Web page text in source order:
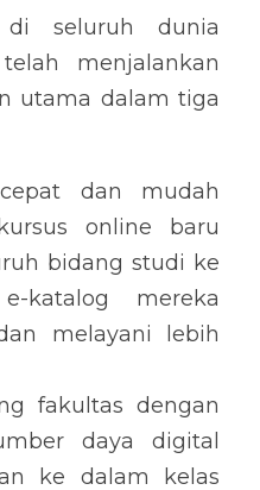
di seluruh dunia
menjalankan
utama dalam tiga
dan mudah
online baru
bidang studi ke
katalog mereka
melayani lebih
fakultas dengan
daya digital
ke dalam kelas